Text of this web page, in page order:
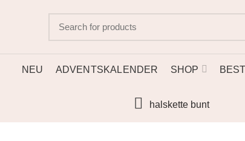
NEU ADVENTSKALENDER SHOP
halskette bunt
SUMMER Sale: Bis zu 50%Rabatt |